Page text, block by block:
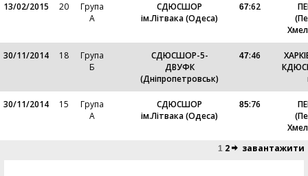
13/02/2015 20
Група
А
СДЮСШОР
ім.Літвака (Одеса)
67:62
30/11/2014 18
Група
Б
СДЮСШОР-5-
ДВУФК
(Дніпропетровськ)
47:46
30/11/2014 15
Група
А
СДЮСШОР
ім.Літвака (Одеса)
85:76
1 2 завантажити